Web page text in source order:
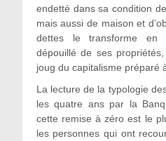
endetté dans sa condition
mais aussi de maison et
dettes le transforme en
dépouillé de ses
joug du capitalisme préparé
La lecture de la typologie
les quatre ans par la
cette remise à zéro est le
les personnes qui ont